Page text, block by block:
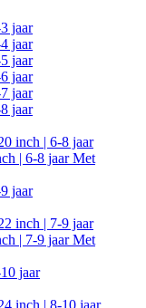
jaar
jaar
jaar
jaar
jaar
jaar
inch | 6-8 jaar
| 6-8 jaar Met
jaar
inch | 7-9 jaar
| 7-9 jaar Met
jaar
inch | 8-10 jaar